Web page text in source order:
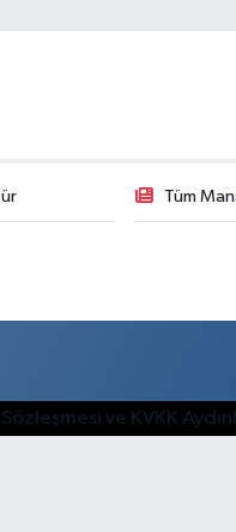
Tüm
ve KVKK